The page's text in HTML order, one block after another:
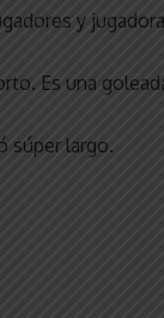
y
Es una
súper largo.